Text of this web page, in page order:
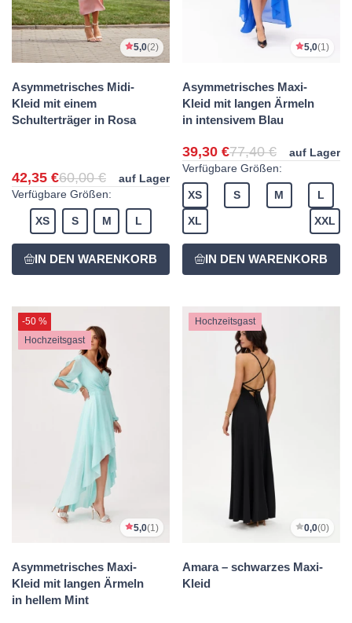
5,0(2)
Asymmetrisches Midi-
Kleid mit einem
Schulterträger in Rosa
42,35 €60,00 €
auf Lager
Verfügbare Größen:
XS S M L
5,0(1)
Asymmetrisches Maxi-
Kleid mit langen Ärmeln
in intensivem Blau
39,30 €77,40 €
auf Lager
Verfügbare Größen:
XS S M L
XL XXL
-50 %
Hochzeitsgast
5,0(1)
Asymmetrisches Maxi-
Kleid mit langen Ärmeln
in hellem Mint
Hochzeitsgast
0,0(0)
Amara – schwarzes Maxi-
Kleid